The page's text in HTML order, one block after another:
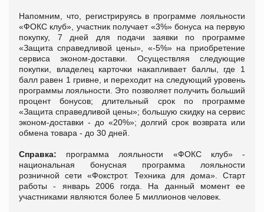
Напомним, что, регистрируясь в программе лояльности
«ФОКС клуб», участник получает «3%» бонуса на первую
покупку, 7 дней для подачи заявки по программе
«Защита справедливой цены», «-5%» на приобретение
сервиса эконом-доставки. Осуществляя следующие
покупки, владелец карточки накапливает баллы, где 1
балл равен 1 гривне, и переходит на следующий уровень
программы лояльности. Это позволяет получить больший
процент бонусов; длительный срок по программе
«Защита справедливой цены»; большую скидку на сервис
эконом-доставки - до «20%»; долгий срок возврата или
обмена товара - до 30 дней.
Справка: программа лояльности «ФОКС клуб» -
национальная бонусная программа лояльности
розничной сети «Фокстрот. Техника для дома». Старт
работы - январь 2006 гогда. На данный момент ее
участниками являются более 5 миллионов человек.